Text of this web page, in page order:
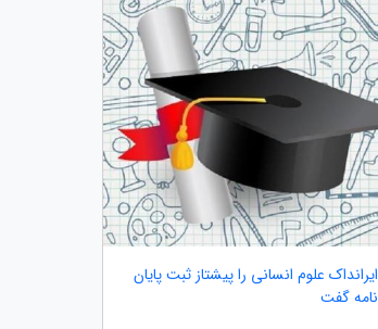
ایرانداک علوم انسانی را پیشتاز ثبت پایان
نامه گفت